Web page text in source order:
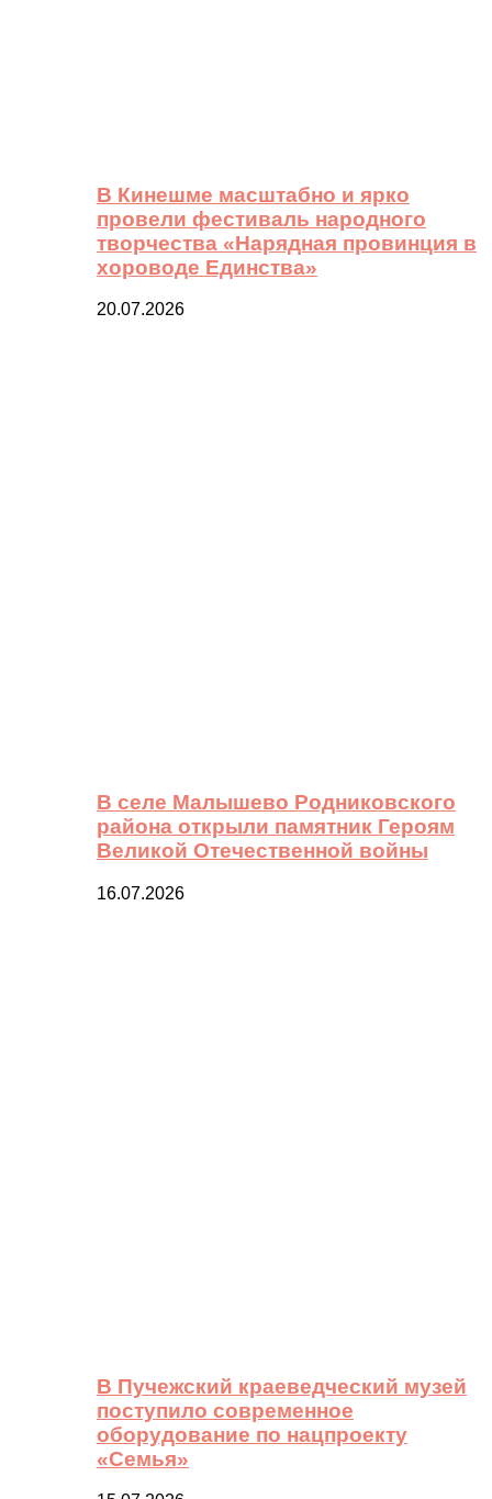
В Кинешме масштабно и ярко
провели фестиваль народного
творчества «Нарядная провинция в
хороводе Единства»
20.07.2026
В селе Малышево Родниковского
района открыли памятник Героям
Великой Отечественной войны
16.07.2026
В Пучежский краеведческий музей
поступило современное
оборудование по нацпроекту
«Семья»